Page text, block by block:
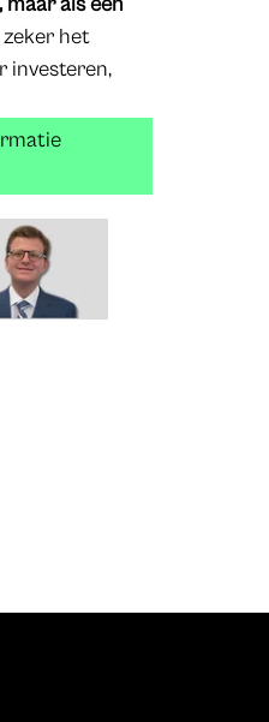
het
investeren,